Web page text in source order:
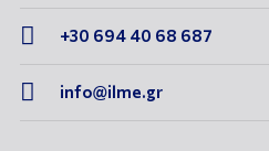
 +30 694 40 68 687
 info@ilme.gr